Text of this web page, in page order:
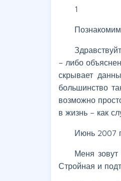
1
– либо
скрывает
большинство
возможно
в жизнь – как
Июнь 2007
Меня зовут
Стройная и